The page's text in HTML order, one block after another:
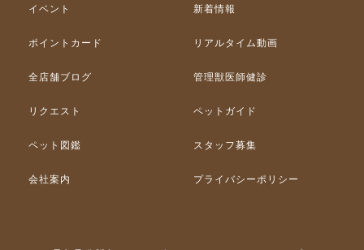
イベント 新着情報
ポイントカード リアルタイム動画
全店舗ブログ 管理獣医師健診
リクエスト ペットガイド
ペット図鑑 スタッフ募集
会社案内 プライバシーポリシー